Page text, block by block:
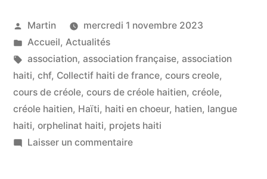
Publié
par
Martin
mercredi 1 novembre 2023
Publié
dans
Accueil, Actualités
Étiquettes :
association, association française, association
haiti, chf, Collectif haiti de france, cours creole,
cours de créole, cours de créole haitien, créole,
créole haitien, Haïti, haiti en choeur, hatien, langue
haiti, orphelinat haiti, projets haiti
Laisser un commentairesur